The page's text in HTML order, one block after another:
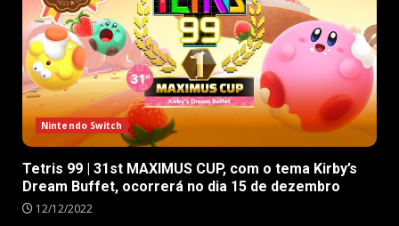
Nintendo Switch
Tetris 99 | 31st MAXIMUS CUP, com o tema Kirby’s
Dream Buffet, ocorrerá no dia 15 de dezembro
12/12/2022